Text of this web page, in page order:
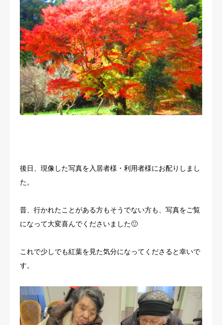
後日、現像した写真を入居者様・利用者様にお配りしまし
た。
昔、行かれたことがある方もそうでない方も、写真をご覧
になって大変喜んでくださいました🙂
これで少しでも紅葉を見た気分になってくださると幸いで
す。